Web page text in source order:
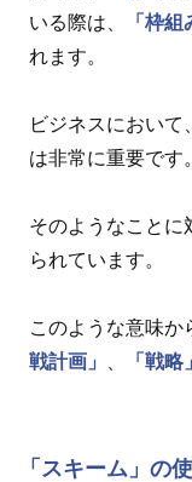
いる際は、
「枠
れます。
ビジネスにおいて
は非常に重要です。
そのようなことに
られています。
このような意味か
戦計画」
「戦略」
「スキーム」の